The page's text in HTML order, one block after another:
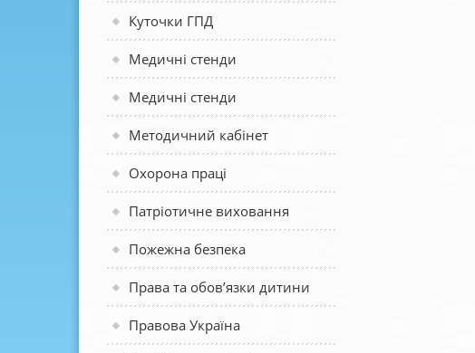
Куточки ГПД
Медичні стенди
Медичні стенди
Методичний кабінет
Охорона праці
Патріотичне виховання
Пожежна безпека
Права та обов’язки дитини
Правова Україна